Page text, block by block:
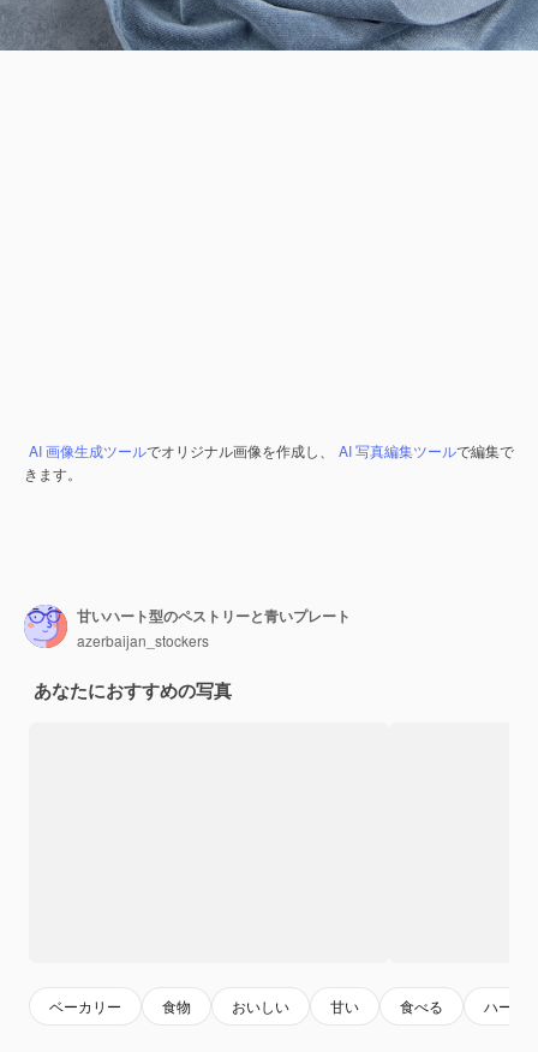
AI 画像生成ツールでオリジナル画像を作成し、 AI 写真編集ツールで編集で
きます。
甘いハート型のペストリーと青いプレート
azerbaijan_stockers
あなたにおすすめの写真
ベーカリー 食物 おいしい 甘い 食べる ハート